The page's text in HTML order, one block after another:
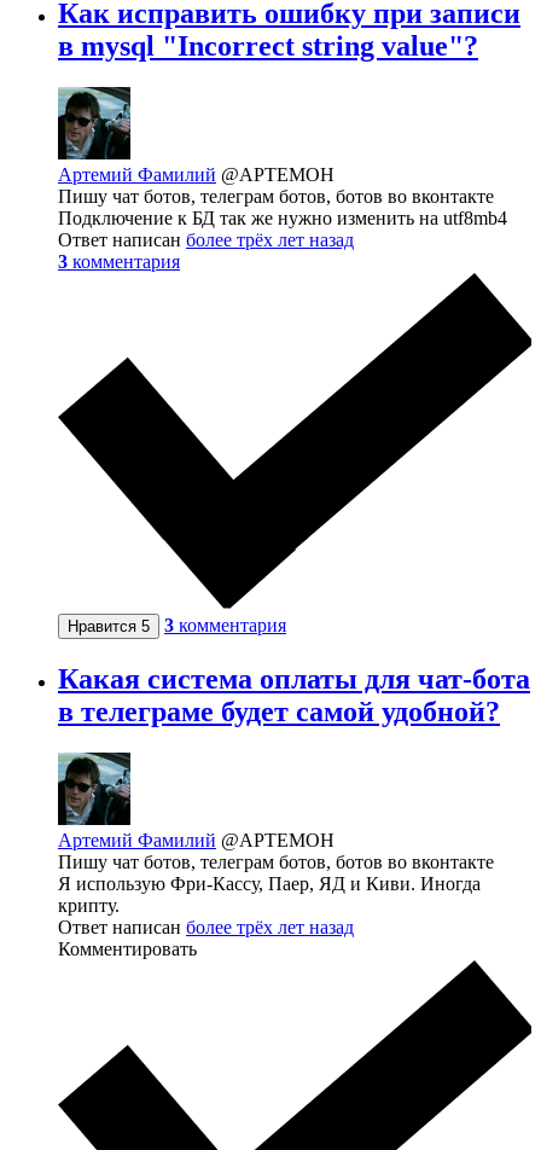
Как исправить ошибку при записи
в mysql "Incorrect string value"?
Артемий Фамилий @APTEMOH
Пишу чат ботов, телеграм ботов, ботов во вконтакте
Подключение к БД так же нужно изменить на utf8mb4
Ответ написан более трёх лет назад
3 комментария
Нравится 5 3 комментария
Какая система оплаты для чат-бота
в телеграме будет самой удобной?
Артемий Фамилий @APTEMOH
Пишу чат ботов, телеграм ботов, ботов во вконтакте
Я использую Фри-Кассу, Паер, ЯД и Киви. Иногда
крипту.
Ответ написан более трёх лет назад
Комментировать